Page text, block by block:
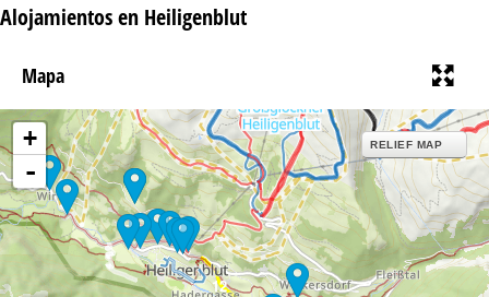
i
p
a
Alojamientos en Heiligenblut
Mapa
12
+
-
RELIEF MAP